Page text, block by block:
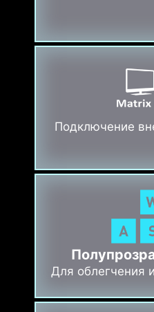
Подключение
Для облегчения